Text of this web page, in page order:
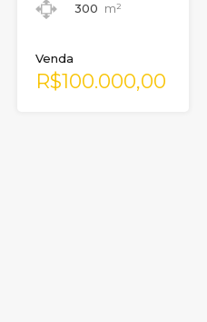
300 m²
Venda
R$100.000,00